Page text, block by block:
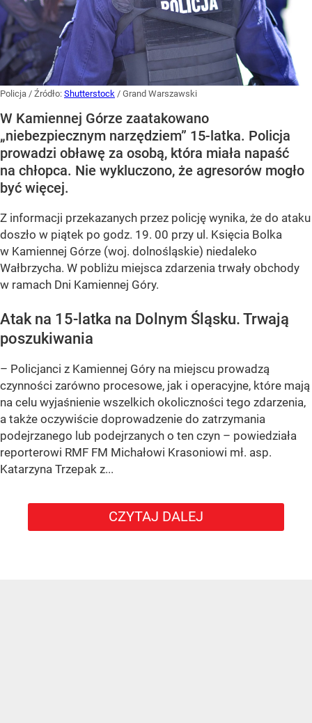
Policja / Źródło: Shutterstock / Grand Warszawski
W Kamiennej Górze zaatakowano
„niebezpiecznym narzędziem” 15-latka. Policja
prowadzi obławę za osobą, która miała napaść
na chłopca. Nie wykluczono, że agresorów mogło
być więcej.
Z informacji przekazanych przez policję wynika, że do ataku
doszło w piątek po godz. 19. 00 przy ul. Księcia Bolka
w Kamiennej Górze (woj. dolnośląskie) niedaleko
Wałbrzycha. W pobliżu miejsca zdarzenia trwały obchody
w ramach Dni Kamiennej Góry.
Atak na 15-latka na Dolnym Śląsku. Trwają
poszukiwania
– Policjanci z Kamiennej Góry na miejscu prowadzą
czynności zarówno procesowe, jak i operacyjne, które mają
na celu wyjaśnienie wszelkich okoliczności tego zdarzenia,
a także oczywiście doprowadzenie do zatrzymania
podejrzanego lub podejrzanych o ten czyn – powiedziała
reporterowi RMF FM Michałowi Krasoniowi mł. asp.
Katarzyna Trzepak z...
CZYTAJ DALEJ